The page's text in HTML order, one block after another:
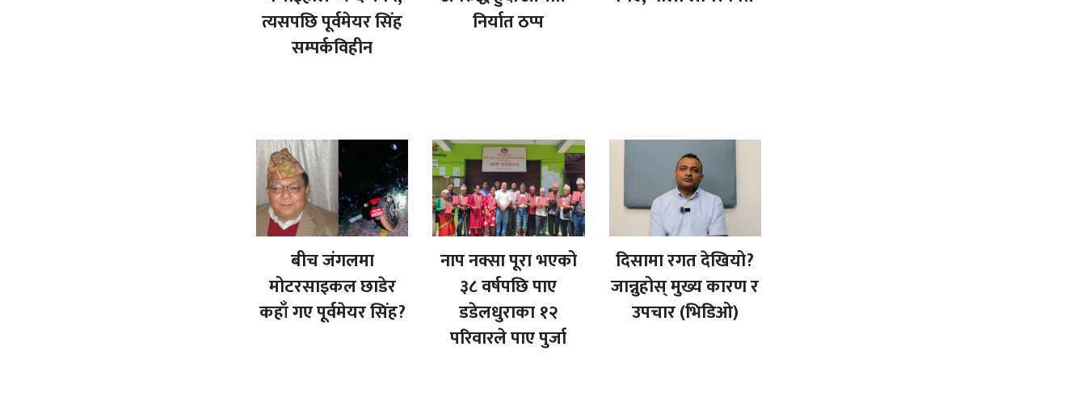
त्यसपछि पूर्वमेयर सिंह
सम्पर्कविहीन
निर्यात ठप्प
बीच जंगलमा
मोटरसाइकल छाडेर
कहाँ गए पूर्वमेयर सिंह?
नाप नक्सा पूरा भएको
३८ वर्षपछि पाए
डडेलधुराका १२
परिवारले पाए पुर्जा
दिसामा रगत देखियो?
जान्नुहोस् मुख्य कारण र
उपचार (भिडिओ)